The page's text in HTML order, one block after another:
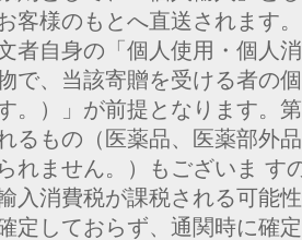
客様のもとへ直送されます
者自身の「個人使用・個人
で、当該寄贈を受ける者の
。）」が前提となります。
るもの（医薬品、医薬部外
れません。）もございま す
入消費税が課税される可能
定しておらず、通関時に確